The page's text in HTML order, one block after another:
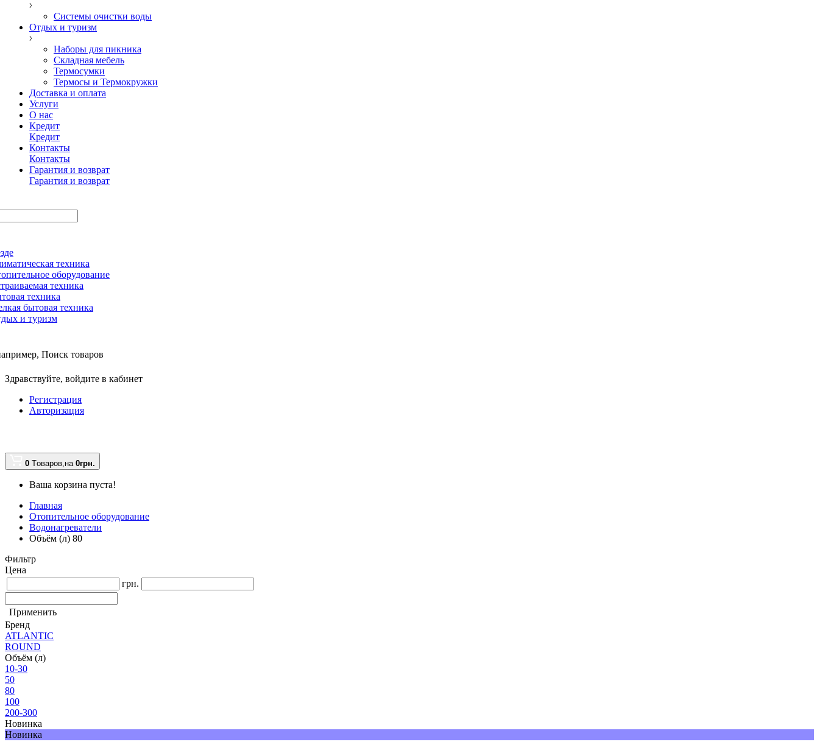
Системы очистки воды
Отдых и туризм
Наборы для пикника
Складная мебель
Термосумки
Термосы и Термокружки
Доставка и оплата
Услуги
О нас
Кредит
Кредит
Контакты
Контакты
Гарантия и возврат
Гарантия и возврат
техника
оборудование
техника
техника
бытовая техника
и туризм
Поиск товаров
Здравствуйте, войдите в кабинет
Регистрация
Авторизация
0 Tоваров,на 0грн.
Ваша корзина пуста!
Главная
Отопительное оборудование
Водонагреватели
Объём (л) 80
Фильтр
Цена
грн.
Применить
Бренд
ATLANTIC
ROUND
Объём (л)
10-30
50
80
100
200-300
Новинка
Новинка